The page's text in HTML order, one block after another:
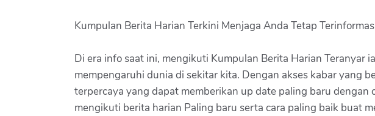
Kumpulan Berita Harian Terkini Menjaga Anda Tetap
Di era info saat ini, mengikuti Kumpulan Berita Harian
mempengaruhi dunia di sekitar kita. Dengan akses kabar yang
terpercaya yang dapat memberikan up date paling baru
mengikuti berita harian Paling baru serta cara paling baik buat